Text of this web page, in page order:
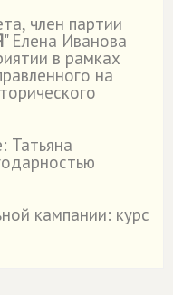
член партии
" Елена Иванова
в рамках
на
Татьяна
кампании: курс